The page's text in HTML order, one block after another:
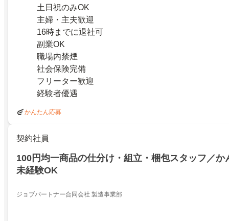
土日祝のみOK
主婦・主夫歓迎
16時までに退社可
副業OK
職場内禁煙
社会保険完備
フリーター歓迎
経験者優遇
かんたん応募
契約社員
100円均一商品の仕分け・組立・梱包スタッフ／か
未経験OK
ジョブパートナー合同会社 製造事業部